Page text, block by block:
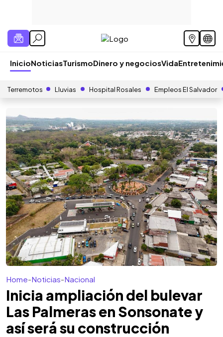
InicioNoticiasTurismoDinero y negociosVida
Terremotos Lluvias Hospital Rosales Empleos El Salvador
Home-Noticias-Nacional
Inicia ampliación del bulevar
Las Palmeras en Sonsonate y
así será su construcción